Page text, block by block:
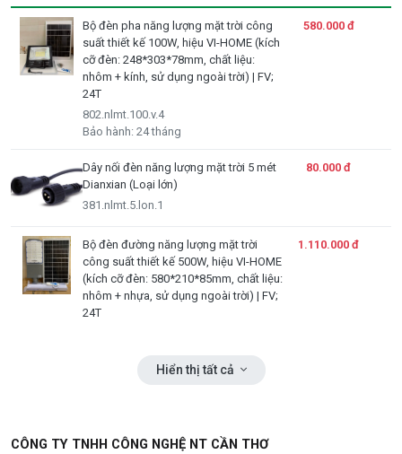
Bộ đèn pha năng lượng mặt trời công
suất thiết kế 100W, hiệu VI-HOME (kích
cỡ đèn: 248*303*78mm, chất liệu:
nhôm + kính, sử dụng ngoài trời) | FV;
24T
802.nlmt.100.v.4
Bảo hành: 24 tháng
580.000 đ
Dây nối đèn năng lượng mặt trời 5 mét
Dianxian (Loại lớn)
381.nlmt.5.lon.1
80.000 đ
Bộ đèn đường năng lượng mặt trời
công suất thiết kế 500W, hiệu VI-HOME
(kích cỡ đèn: 580*210*85mm, chất liệu:
nhôm + nhựa, sử dụng ngoài trời) | FV;
24T
1.110.000 đ
Hiển thị tất cả
CÔNG TY TNHH CÔNG NGHỆ NT CẦN THƠ